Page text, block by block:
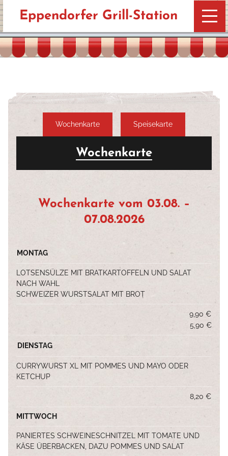
Eppendorfer Grill-Station
WOCHENKARTE
Wochenkarte Speisekarte
Wochenkarte
Wochenkarte vom 03.08. –
07.08.2026
MONTAG
LOTSENSÜLZE MIT BRATKARTOFFELN UND SALAT
NACH WAHL
SCHWEIZER WURSTSALAT MIT BROT
9,90 €
5,90 €
DIENSTAG
CURRYWURST XL MIT POMMES UND MAYO ODER
KETCHUP
8,20 €
MITTWOCH
PANIERTES SCHWEINESCHNITZEL MIT TOMATE UND
KÄSE ÜBERBACKEN, DAZU POMMES UND SALAT